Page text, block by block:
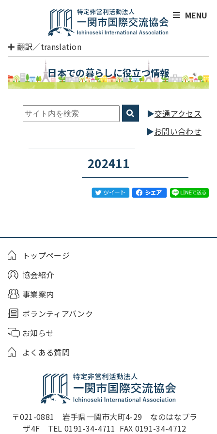
翻訳／translation
日本での暮らしに役立つ情報
交通アクセス
お問い合わせ
MENU
202411
トップページ
協会紹介
事業案内
ボランティアバンク
お知らせ
よくある質問
〒021-0881　岩手県一関市大町4-29　なのはなプラ
ザ4F　TEL 0191-34-4711  FAX 0191-34-4712